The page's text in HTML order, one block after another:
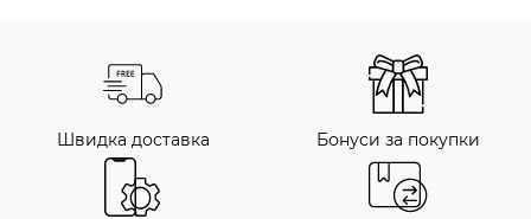
Швидка доставка Бонуси за покупки